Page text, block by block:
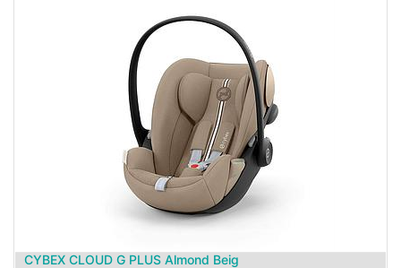
CYBEX CLOUD G PLUS Almond Beig